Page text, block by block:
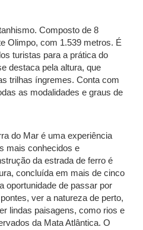
Composto de 8
Olimpo, com 1.539 metros. É
turistas para a prática do
destaca pela altura, que
trilhas íngremes. Conta com
as modalidades e graus de
do Mar é uma experiência
mais conhecidos e
da estrada de ferro é
concluída em mais de cinco
oportunidade de passar por
ver a natureza de perto,
lindas paisagens, como rios e
da Mata Atlântica. O